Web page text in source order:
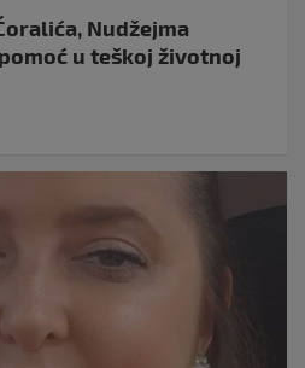
Nudžejma
u teškoj životnoj